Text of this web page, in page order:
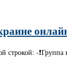
-❗️Группа